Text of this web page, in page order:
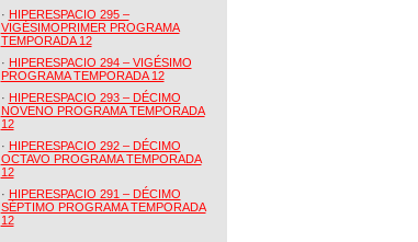
· HIPERESPACIO 295 –
VIGÉSIMOPRIMER PROGRAMA
TEMPORADA 12
· HIPERESPACIO 294 – VIGÉSIMO
PROGRAMA TEMPORADA 12
· HIPERESPACIO 293 – DÉCIMO
NOVENO PROGRAMA TEMPORADA
12
· HIPERESPACIO 292 – DÉCIMO
OCTAVO PROGRAMA TEMPORADA
12
· HIPERESPACIO 291 – DÉCIMO
SÉPTIMO PROGRAMA TEMPORADA
12